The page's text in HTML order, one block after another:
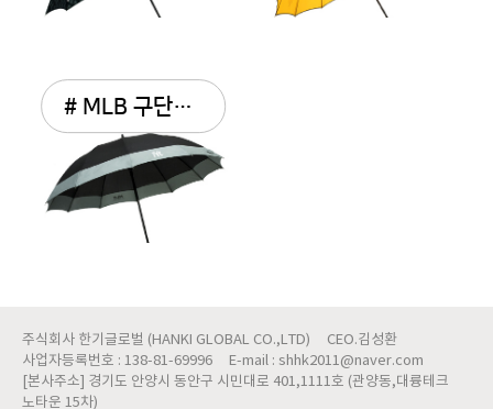
# MLB 구단로고보더12K 65...
주식회사 한기글로벌 (HANKI GLOBAL CO.,LTD)
CEO.김성환
사업자등록번호 : 138-81-69996
E-mail : shhk2011@naver.com
[본사주소] 경기도 안양시 동안구 시민대로 401,1111호 (관양동,대륭테크
노타운 15차)